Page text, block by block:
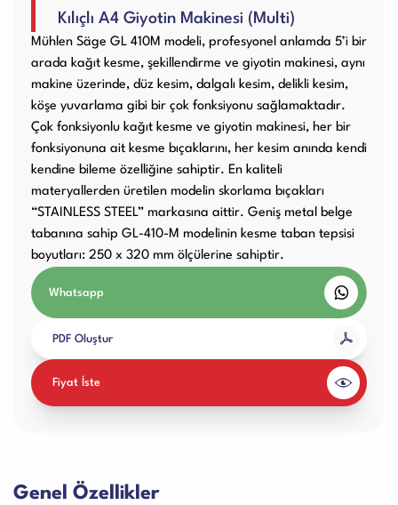
Laminasyon PVC
Makineleri
Ciltleme Makineleri
Giyotin Makineleri Sarf Malzemeleri
Paketleme Dolgu
Diğer Ürünler
Kullanım Kılavuzları
Kılıçlı A4 Giyotin Makinesi (Multi)
Mühlen Säge GL 410M modeli, profesyonel anlamda 5’i bir
arada kağıt kesme, şekillendirme ve giyotin makinesi, aynı
makine üzerinde, düz kesim, dalgalı kesim, delikli kesim,
köşe yuvarlama gibi bir çok fonksiyonu sağlamaktadır.
Çok fonksiyonlu kağıt kesme ve giyotin makinesi, her bir
fonksiyonuna ait kesme bıçaklarını, her kesim anında kendi
kendine bileme özelliğine sahiptir. En kaliteli
materyallerden üretilen modelin skorlama bıçakları
“STAINLESS STEEL” markasına aittir. Geniş metal belge
tabanına sahip GL-410-M modelinin kesme taban tepsisi
boyutları: 250 x 320 mm ölçülerine sahiptir.
Whatsapp
PDF Oluştur
Fiyat İste
Genel Özellikler